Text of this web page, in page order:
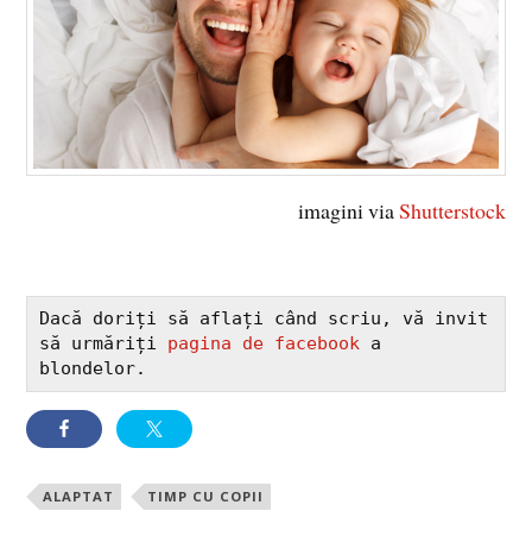
imagini viaShutterstock
Dacă doriți să aflați când scriu, vă invit
să urmăriți pagina de facebook a
blondelor.
ALAPTAT TIMP CU COPII